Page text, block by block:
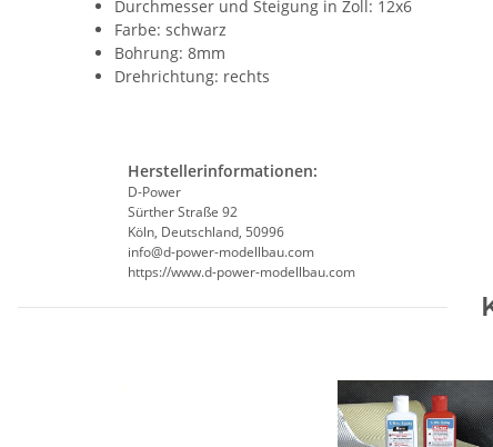
Durchmesser und Steigung in Zoll: 12x6
Farbe: schwarz
Bohrung: 8mm
Drehrichtung: rechts
Herstellerinformationen:
D-Power
Sürther Straße 92
Köln, Deutschland, 50996
info@d-power-modellbau.com
https://www.d-power-modellbau.com